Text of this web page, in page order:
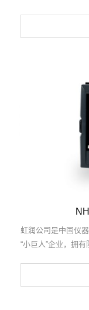
保护，RS485/
器、交直流信号转
据采集控制终端规
制造国家标准，参
关软件著作权。产
能源电力、市政设
虹润公司是中国仪
“小巨人”企业，拥
护，RS485/RS232
交直流信号转换电